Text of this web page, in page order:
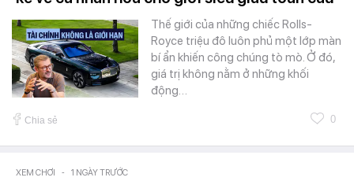
Thế giới của những chiếc Rolls-
Royce triệu đô luôn phủ một lớp màn
bí ẩn khiến công chúng tò mò. Ở đó,
giá trị không nằm ở những khối
động…
Chia sẻ 0
XEM CHƠI - 1 NGÀY TRƯỚC